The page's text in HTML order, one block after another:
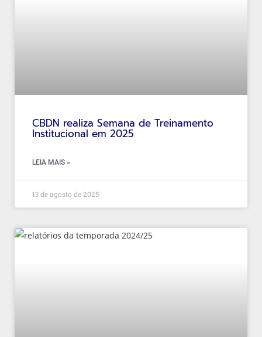
CBDN realiza Semana de Treinamento
Institucional em 2025
LEIA MAIS »
13 de agosto de 2025